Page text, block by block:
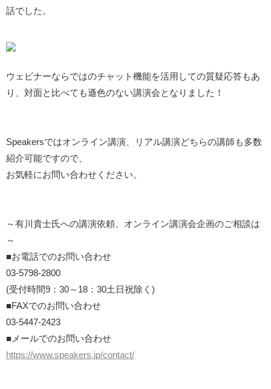
話でした。
ウェビナーならではのチャット機能を活用しての質疑応答もあ
り、対面と比べても遜色のない講演会となりました！
Speakersではオンライン講演、リアル講演どちらの講師も多数
紹介可能ですので、
お気軽にお問い合わせください。
～有川貴士氏への講演依頼、オンライン講演会企画のご相談は
～
■お電話でのお問い合わせ
03-5798-2800
(受付時間9：30～18：30土日祝除く)
■FAXでのお問い合わせ
03-5447-2423
■メールでのお問い合わせ
https://www.speakers.jp/contact/